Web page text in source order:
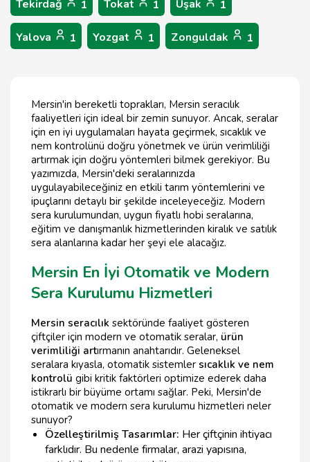
Tekirdağ 1 Tokat 1 Uşak 1
Yalova 1 Yozgat 1 Zonguldak 1
Mersin'in bereketli toprakları, Mersin seracılık
faaliyetleri için ideal bir zemin sunuyor. Ancak, seralar
için en iyi uygulamaları hayata geçirmek, sıcaklık ve
nem kontrolünü doğru yönetmek ve ürün verimliliği
artırmak için doğru yöntemleri bilmek gerekiyor. Bu
yazımızda, Mersin'deki seralarınızda
uygulayabileceğiniz en etkili tarım yöntemlerini ve
ipuçlarını detaylı bir şekilde inceleyeceğiz. Modern
sera kurulumundan, uygun fiyatlı hobi seralarına,
eğitim ve danışmanlık hizmetlerinden kiralık ve satılık
sera alanlarına kadar her şeyi ele alacağız.
Mersin En İyi Otomatik ve Modern
Sera Kurulumu Hizmetleri
Mersin seracılık sektöründe faaliyet gösteren
çiftçiler için modern ve otomatik seralar, ürün
verimliliği artırmanın anahtarıdır. Geleneksel
seralara kıyasla, otomatik sistemler sıcaklık ve nem
kontrolü gibi kritik faktörleri optimize ederek daha
istikrarlı bir büyüme ortamı sağlar. Peki, Mersin'de
otomatik ve modern sera kurulumu hizmetleri neler
sunuyor?
Özelleştirilmiş Tasarımlar: Her çiftçinin ihtiyacı
farklıdır. Bu nedenle firmalar, arazi yapısına,